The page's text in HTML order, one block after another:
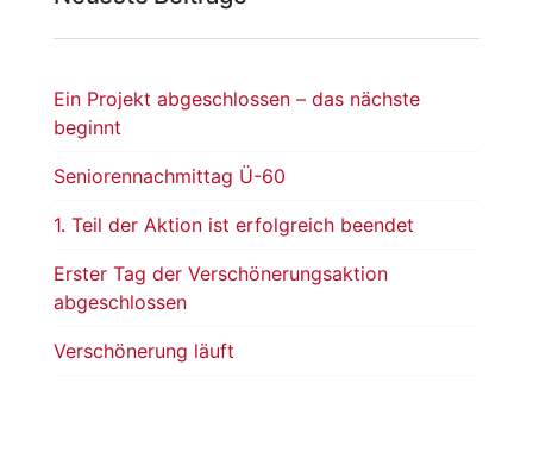
Ein Projekt abgeschlossen – das nächste
beginnt
Seniorennachmittag Ü-60
1. Teil der Aktion ist erfolgreich beendet
Erster Tag der Verschönerungsaktion
abgeschlossen
Verschönerung läuft